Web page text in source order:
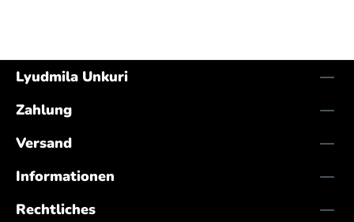
Lyudmila Unkuri
Zahlung
Versand
Informationen
Rechtliches